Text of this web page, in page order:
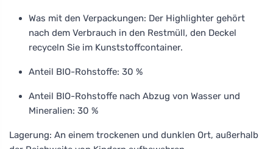
Was mit den Verpackungen: Der Highlighter gehört
nach dem Verbrauch in den Restmüll, den Deckel
recyceln Sie im Kunststoffcontainer.
Anteil BIO-Rohstoffe: 30 %
Anteil BIO-Rohstoffe nach Abzug von Wasser und
Mineralien: 30 %
Lagerung: An einem trockenen und dunklen Ort, außerhalb